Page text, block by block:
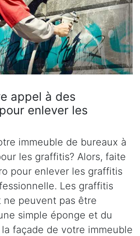
appel à des
enlever les
immeuble de bureaux à
les graffitis? Alors, faite
pour enlever les graffitis
Les graffitis
ne peuvent pas être
simple éponge et du
façade de votre immeuble